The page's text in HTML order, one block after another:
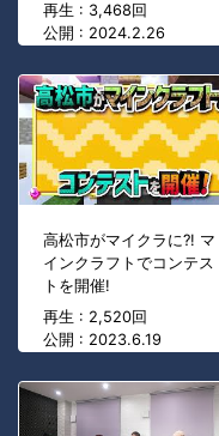
再生 : 3,468回
公開 : 2024.2.26
高松市がマイクラに?! マ
インクラフトでコンテス
トを開催!
再生 : 2,520回
公開 : 2023.6.19